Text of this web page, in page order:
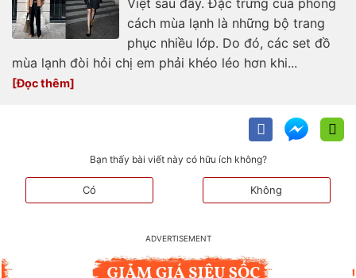
cách mùa lạnh là những bộ trang
phục nhiều lớp. Do đó, các set đồ
mùa lạnh đòi hỏi chị em phải khéo léo hơn khi...
Bạn thấy bài viết này có hữu ích không?
Có Không